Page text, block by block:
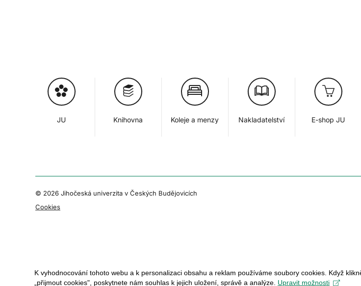
JU Knihovna Koleje a menzy Nakladatelství E-shop JU
© 2026 Jihočeská univerzita v Českých Budějovicích
Cookies
K vyhodnocování tohoto webu a k personalizaci obsahu a reklam používáme soubory cookies. Když
„přijmout cookies", poskytnete nám souhlas k jejich uložení, správě a analýze. Upravit možnosti